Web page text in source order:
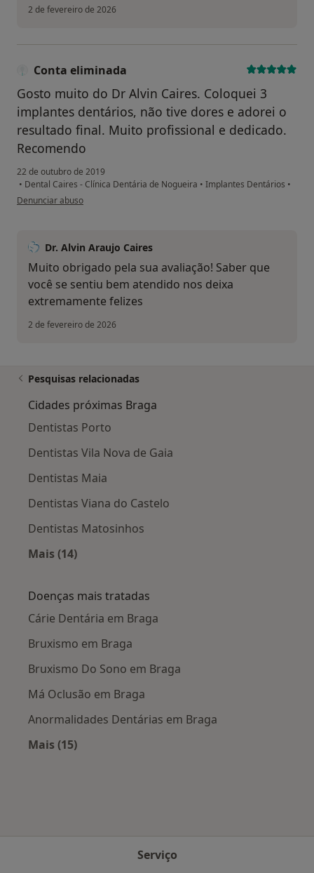
2 de fevereiro de 2026
Conta eliminada
Gosto muito do Dr Alvin Caires. Coloquei 3
implantes dentários, não tive dores e adorei o
resultado final. Muito profissional e dedicado.
Recomendo
22 de outubro de 2019
• Dental Caires - Clínica Dentária de Nogueira • Implantes Dentários •
na opinião do utilizador Conta eliminada
Denunciar abuso
Dr. Alvin Araujo Caires
Muito obrigado pela sua avaliação! Saber que
você se sentiu bem atendido nos deixa
extremamente felizes
2 de fevereiro de 2026
Pesquisas relacionadas
Cidades próximas Braga
Dentistas Porto
Dentistas Vila Nova de Gaia
Dentistas Maia
Dentistas Viana do Castelo
Dentistas Matosinhos
Mais (14)
Doenças mais tratadas
Cárie Dentária em Braga
Bruxismo em Braga
Bruxismo Do Sono em Braga
Má Oclusão em Braga
Anormalidades Dentárias em Braga
Mais (15)
Serviço